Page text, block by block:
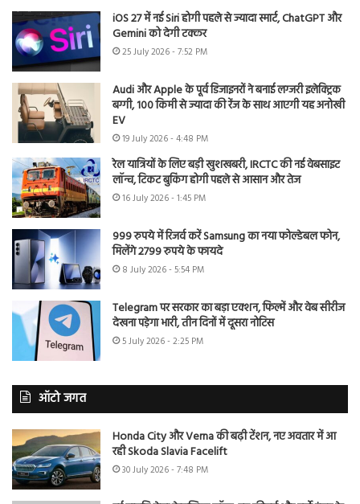
iOS 27 में नई Siri होगी पहले से ज्यादा स्मार्ट, ChatGPT और
Gemini को देगी टक्कर
25 July 2026 - 7:52 PM
Audi और Apple के पूर्व डिजाइनरों ने बनाई लग्जरी इलेक्ट्रिक
बग्गी, 100 किमी से ज्यादा की रेंज के साथ आएगी यह अनोखी
EV
19 July 2026 - 4:48 PM
रेल यात्रियों के लिए बड़ी खुशखबरी, IRCTC की नई वेबसाइट
लॉन्च, टिकट बुकिंग होगी पहले से आसान और तेज
16 July 2026 - 1:45 PM
999 रुपये में रिजर्व करें Samsung का नया फोल्डेबल फोन,
मिलेंगे 2799 रुपये के फायदे
8 July 2026 - 5:54 PM
Telegram पर सरकार का बड़ा एक्शन, फिल्में और वेब सीरीज
देखना पड़ेगा भारी, तीन दिनों में दूसरा नोटिस
5 July 2026 - 2:25 PM
ऑटो जगत
Honda City और Verna की बढ़ी टेंशन, नए अवतार में आ
रही Skoda Slavia Facelift
30 July 2026 - 7:48 PM